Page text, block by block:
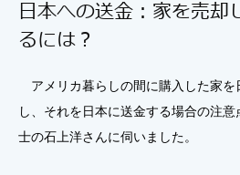
日本への送金：家を売却
るには？
アメリカ暮らしの間に購入した家を
し、それを日本に送金する場合の注
士の石上洋さんに伺いました。